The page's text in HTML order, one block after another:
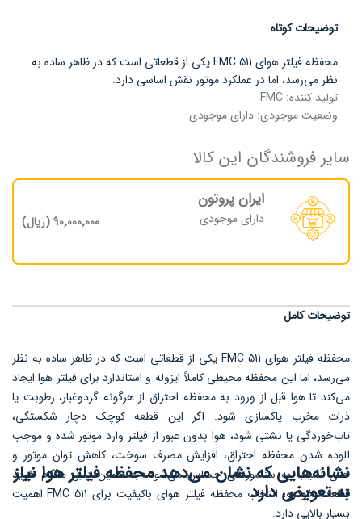
توضیحات کوتاه
محفظه فیلتر هوای FMC 511 یکی از قطعاتی است که در ظاهر ساده به
نظر می‌رسد، اما در عملکرد موتور نقش اساسی دارد.
تولید کننده: FMC
وضعیت موجودی: دارای موجودی
سایر فروشندگان این کالا
ایران پروتون
دارای موجودی 90٬000٬000 (ریال)
توضیحات کامل
محفظه فیلتر هوای FMC 511 یکی از قطعاتی است که در ظاهر ساده به نظر
می‌رسد، اما این محفظه محیطی کاملاً ایزوله و استاندارد برای فیلتر هوا ایجاد
می‌کند تا هوا قبل از ورود به محفظه احتراق از هرگونه گردوغبار، رطوبت یا
ذرات مخرب پاکسازی شود. اگر این قطعه کوچک دچار شکستگی،
تاب‌خوردگی یا نشتی شود، هوا بدون عبور از فیلتر وارد موتور شده و موجب
آلوده شدن محفظه احتراق، افزایش مصرف سوخت، کاهش توان موتور و
حتی آسیب به سنسورهای حساس می‌شود. به همین دلیل هنگامخرید
قطعات خودرو
، انتخاب محفظه فیلتر هوای باکیفیت برای FMC 511 اهمیت
بسیار بالایی دارد.
نشانه‌هایی که نشان می‌دهد محفظه فیلتر هوا نیاز
به تعویض دارد